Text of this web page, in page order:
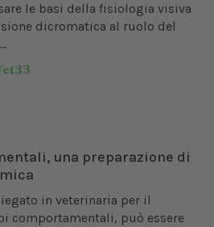
le basi della fisiologia visiva
dicromatica al ruolo del
una preparazione di
in veterinaria per il
comportamentali, può essere